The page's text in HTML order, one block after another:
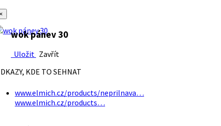
wok pánev 30
Uložit Zavřít
KDE TO SEHNAT
www.elmich.cz/products/neprilnava…
www.elmich.cz/products…